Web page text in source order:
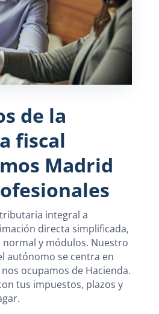
de la
fiscal
Madrid
integral a
directa simplificada,
y módulos. Nuestro
autónomo se centra en
ocupamos de Hacienda.
tus impuestos, plazos y